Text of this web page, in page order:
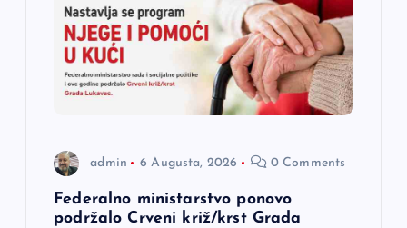
admin 6 Augusta, 2026 0 Comments
Federalno ministarstvo ponovo
podržalo Crveni križ/krst Grada